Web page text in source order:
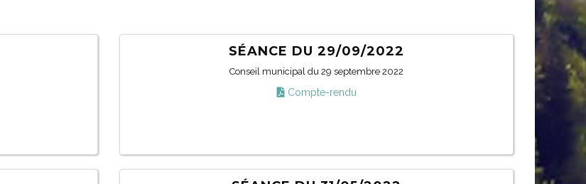
SÉANCE DU 29/09/2022
Conseil municipal du 29 septembre 2022
Compte-rendu